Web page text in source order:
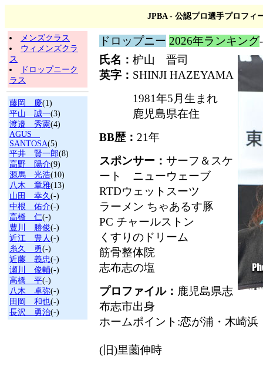
JPBA - 公認プロ選手プロフィ
メンズクラス
ウィメンズクラ
ス
ドロップニーク
ラス
藤岡 慶(1)
平山 誠一(3)
渡邉 秀憲(4)
AGUS
SANTOSA(5)
平井 賢一郎(8)
高野 陽介(9)
源馬 光浩(10)
八木 章雅(13)
山田 幸久(-)
中根 佑介(-)
高橋 仁(-)
豊川 勝俊(-)
近江 豊人(-)
糸久 勇(-)
近藤 義忠(-)
瀬川 俊輔(-)
高橋 平(-)
八木 卓弥(-)
田岡 和也(-)
長沢 勇治(-)
ドロップニー 2026年ランキング
氏名： 枦山 晋司
英字： SHINJI HAZEYAMA
1981年5月生まれ
鹿児島県在住
BB歴： 21年
スポンサー： サーフ＆スケ
ート ニューウェーブ
RTDウェットスーツ
ラーメン ちゃあるす豚
PC チャールストン
くすりのドリーム
筋骨整体院
志布志の塩
プロファイル： 鹿児島県志
布志市出身
ホームポイント:恋が浦・木崎浜
(旧)里薗伸時